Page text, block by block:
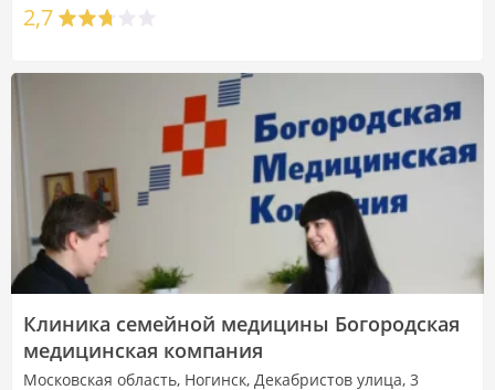
2,7
Клиника семейной медицины Богородская
медицинская компания
Московская область, Ногинск, Декабристов улица, 3